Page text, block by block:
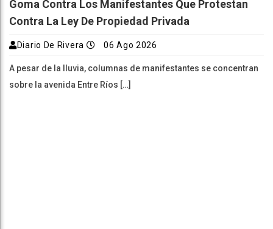
Goma Contra Los Manifestantes Que Protestan
Contra La Ley De Propiedad Privada
Diario De Rivera 06 Ago 2026
A pesar de la lluvia, columnas de manifestantes se concentran
sobre la avenida Entre Ríos […]